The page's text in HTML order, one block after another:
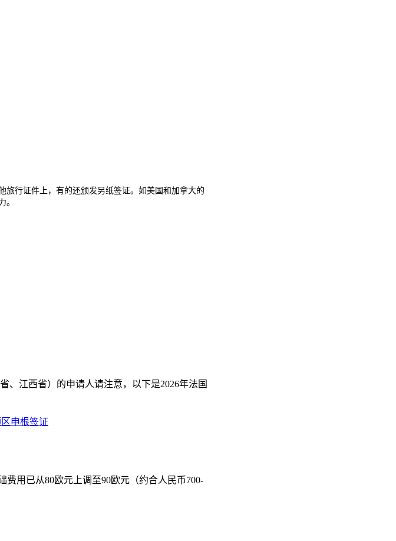
旅行证件上，有的还颁发另纸签证。如美国和加拿大的
。
、江西省）的申请人请注意，以下是2026年法国
区申根签证
费用已从80欧元上调至90欧元（约合人民币700-